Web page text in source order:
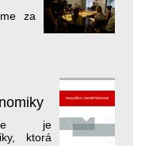
za
je
ktorá